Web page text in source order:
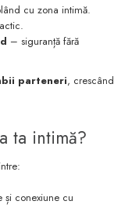
cu zona intimă.
– siguranță fără
parteneri, crescând
ta intimă?
și conexiune cu